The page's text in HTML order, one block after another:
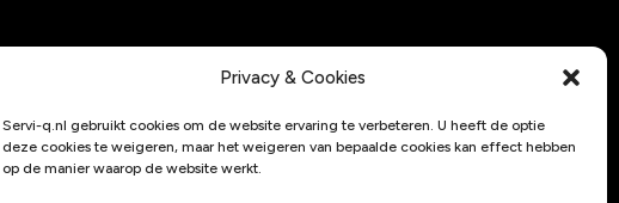
Privacy & Cookies
Servi-q.nl gebruikt cookies om de website ervaring te verbeteren. U heeft de optie
deze cookies te weigeren, maar het weigeren van bepaalde cookies kan effect hebben
op de manier waarop de website werkt.
Contactgegevens
info@servi-q.nl